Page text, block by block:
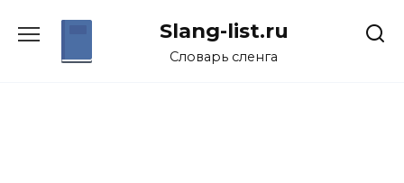
Slang-list.ru
Словарь сленга